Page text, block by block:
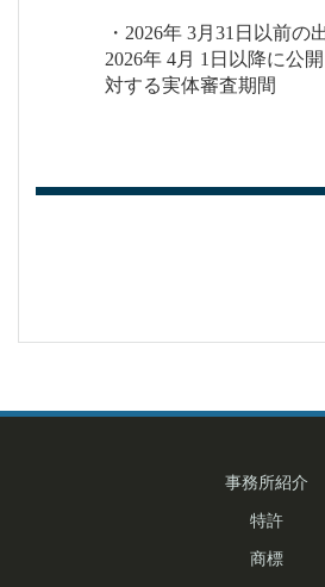
・2026年 3月31日以前の
2026年 4月 1日以降に公
対する実体審査期間
稿
事務所紹介
特許
商標